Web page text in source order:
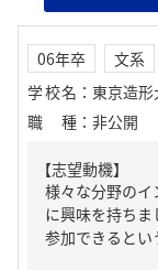
06年卒 文系
学校名 ： 東京造
職種 ： 非公開
【志望動機】
様々な分野のイ
に興味を持ち
参加できるとい